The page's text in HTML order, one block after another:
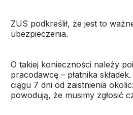
ZUS podkreślił, że jest to
ubezpieczenia.
O takiej konieczności należy
pracodawcę – płatnika
ciągu 7 dni od zaistnienia
powodują, że musimy zgłosić